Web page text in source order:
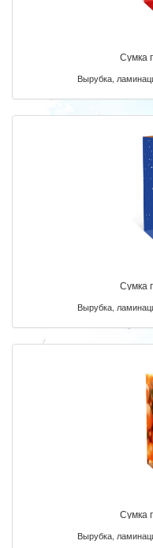
Сумка
Вырубка,
Сумка
Вырубка,
Сумка
Вырубка,